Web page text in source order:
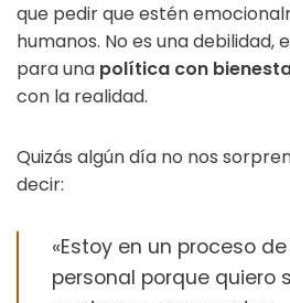
que pedir que estén
humanos. No es una debilidad,
para una política con
con la realidad.
Quizás algún día no nos
decir:
«Estoy en un proceso
personal porque quiero